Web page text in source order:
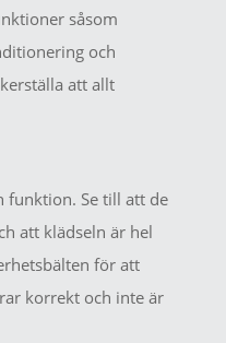
såsom
och
att allt
funktion. Se till att de
att klädseln är hel
för att
korrekt och inte är